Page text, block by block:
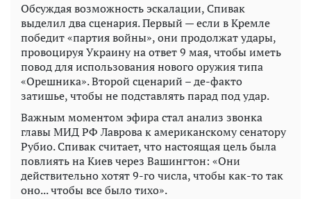
Обсуждая возможность эскалации, Спивак
выделил два сценария. Первый — если в Кремле
победит «партия войны», они продолжат удары,
провоцируя Украину на ответ 9 мая, чтобы иметь
повод для использования нового оружия типа
«Орешника». Второй сценарий – де-факто
затишье, чтобы не подставлять парад под удар.
Важным моментом эфира стал анализ звонка
главы МИД РФ Лаврова к американскому сенатору
Рубио. Спивак считает, что настоящая цель была
повлиять на Киев через Вашингтон: «Они
действительно хотят 9-го числа, чтобы как-то так
оно... чтобы все было тихо».